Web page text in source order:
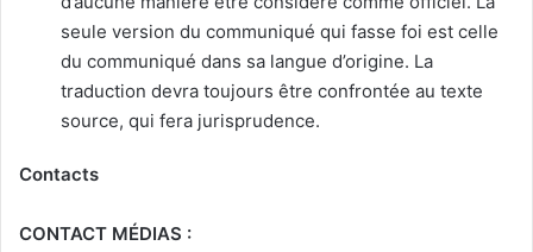
seule version du communiqué qui fasse foi est celle
du communiqué dans sa langue d’origine. La
traduction devra toujours être confrontée au texte
source, qui fera jurisprudence.
Contacts
CONTACT MÉDIAS :